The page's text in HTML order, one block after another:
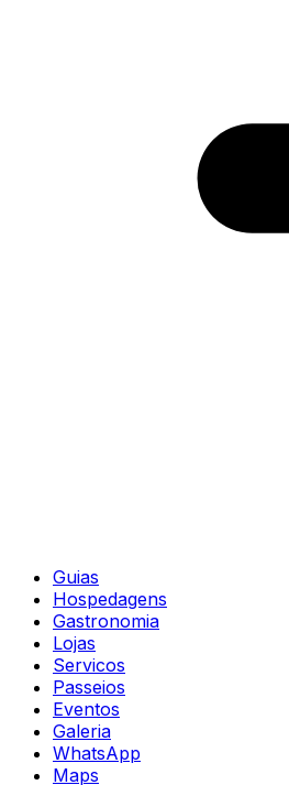
Guias
Hospedagens
Gastronomia
Lojas
Servicos
Passeios
Eventos
Galeria
WhatsApp
Maps